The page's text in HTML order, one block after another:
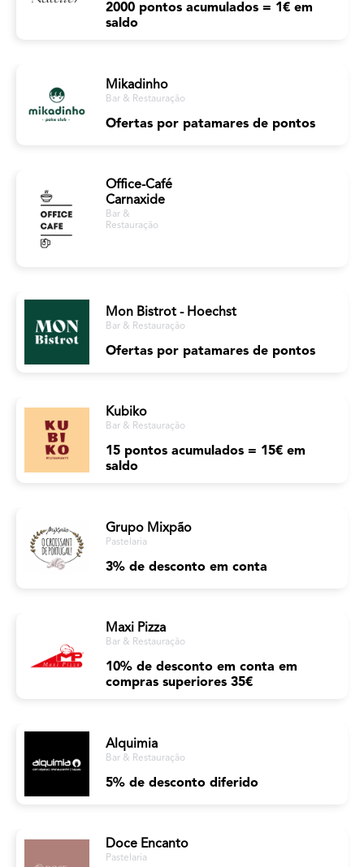
2000 pontos acumulados = 1€ em
saldo
Mikadinho
Bar & Restauração
Ofertas por patamares de pontos
Office-Café
Carnaxide
Bar &
Restauração
Mon Bistrot - Hoechst
Bar & Restauração
Ofertas por patamares de pontos
Kubiko
Bar & Restauração
15 pontos acumulados = 15€ em
saldo
Grupo Mixpão
Pastelaria
3% de desconto em conta
Maxi Pizza
Bar & Restauração
10% de desconto em conta em
compras superiores 35€
Alquimia
Bar & Restauração
5% de desconto diferido
Doce Encanto
Pastelaria